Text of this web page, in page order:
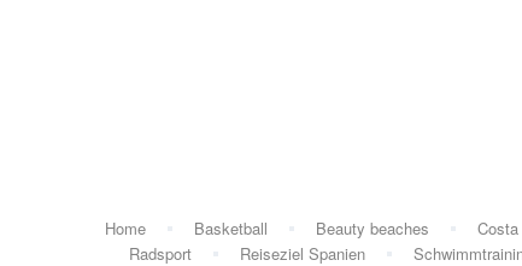
Home Basketball Beauty beaches
Radsport
Reiseziel Spanien